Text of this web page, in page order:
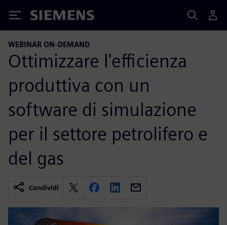
Siemens
WEBINAR ON-DEMAND
Ottimizzare l'efficienza
produttiva con un
software di simulazione
per il settore petrolifero e
del gas
Condividi